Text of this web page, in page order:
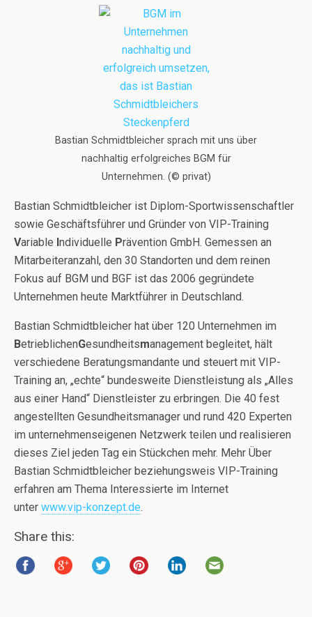
Bastian Schmidtbleicher sprach mit uns über
nachhaltig erfolgreiches BGM für
Unternehmen. (© privat)
Bastian Schmidtbleicher ist Diplom-Sportwissenschaftler
sowie Geschäftsführer und Gründer von VIP-Training
Variable Individuelle Prävention GmbH. Gemessen an
Mitarbeiteranzahl, den 30 Standorten und dem reinen
Fokus auf BGM und BGF ist das 2006 gegründete
Unternehmen heute Marktführer in Deutschland.
Bastian Schmidtbleicher hat über 120 Unternehmen im
BetrieblichenGesundheitsmanagement begleitet, hält
verschiedene Beratungsmandante und steuert mit VIP-
Training an, „echte“ bundesweite Dienstleistung als „Alles
aus einer Hand“ Dienstleister zu erbringen. Die 40 fest
angestellten Gesundheitsmanager und rund 420 Experten
im unternehmenseigenen Netzwerk teilen und realisieren
dieses Ziel jeden Tag ein Stückchen mehr. Mehr Über
Bastian Schmidtbleicher beziehungsweis VIP-Training
erfahren am Thema Interessierte im Internet
unter www.vip-konzept.de.
Share this: